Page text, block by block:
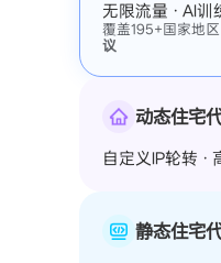
无限流量 · AI训
覆盖195+国家地
议
动态住宅
自定义IP轮转 ·
静态住宅